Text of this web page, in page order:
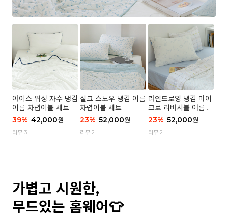
아이스 워싱 자수 냉감
여름 차렵이불 세트
39% 42,000원
리뷰 3
실크 스노우 냉감 여름
차렵이불 세트
23% 52,000원
리뷰 2
라인드로잉 냉감 마이
크로 리버시블 여름이
불 세트
23% 52,000원
리뷰 2
가볍고 시원한,
무드있는 홈웨어👕